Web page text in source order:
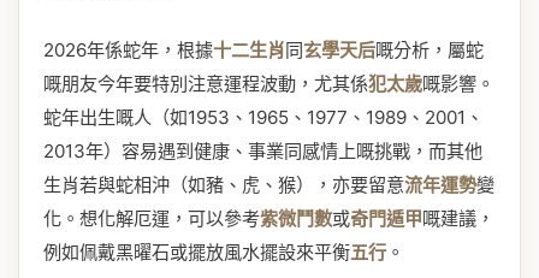
2026年係蛇年，根據十二生肖同玄學天后嘅分析，屬蛇
嘅朋友今年要特別注意運程波動，尤其係犯太歲嘅影響。
蛇年出生嘅人（如1953、1965、1977、1989、2001、
2013年）容易遇到健康、事業同感情上嘅挑戰，而其他
生肖若與蛇相沖（如豬、虎、猴），亦要留意流年運勢變
化。想化解厄運，可以參考紫微鬥數或奇門遁甲嘅建議，
例如佩戴黑曜石或擺放風水擺設來平衡五行 。